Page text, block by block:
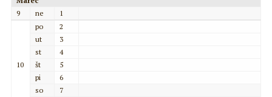
9
ne 1
10
po
2
ut
3
st
4
št
5
pi
6
so
7